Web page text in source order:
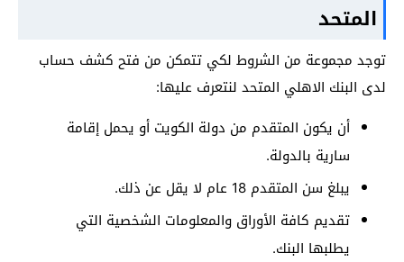
المتحد
توجد مجموعة من الشروط لكي تتمكن من فتح كشف حساب
لدى البنك الاهلي المتحد لنتعرف عليها:
أن يكون المتقدم من دولة الكويت أو يحمل إقامة
سارية بالدولة.
يبلغ سن المتقدم 18 عام لا يقل عن ذلك.
تقديم كافة الأوراق والمعلومات الشخصية التي
يطلبها البنك.